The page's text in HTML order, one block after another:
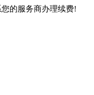
的服务商办理续费!